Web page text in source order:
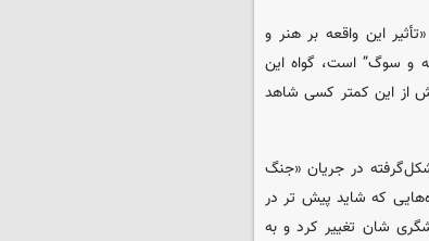
این واقعه بر هنر و
و سوگ” است، گواه این
از این کمتر کسی شاهد
در جریان «جنگ
که شاید پیش ‌تر در
‌شان تغییر کرد و به